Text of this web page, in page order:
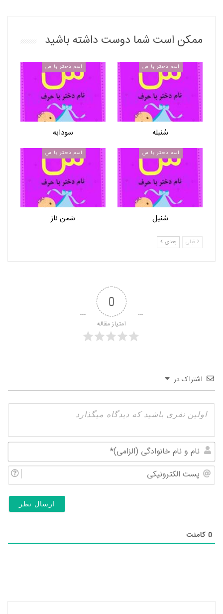
ممکن است شما دوست داشته باشید
اسم دختر با س
سُنبله
اسم دختر با س
سودابه
اسم دختر با س
سُنبل
اسم دختر با س
سَمن ناز
قبلی بعدی
0
امتیاز مقاله
اشتراک در
و
0 کامنت